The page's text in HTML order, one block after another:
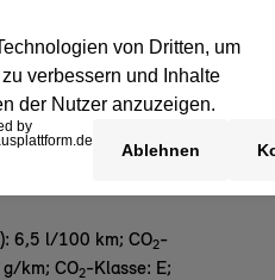
6,5 l/100 km; CO2-
g/km; CO2-Klasse: E;